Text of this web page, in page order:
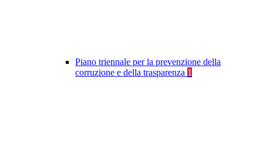
Piano triennale per la prevenzione della
corruzione e della trasparenza 1